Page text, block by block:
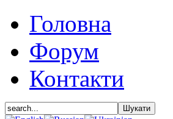
Головна
Форум
Контакти